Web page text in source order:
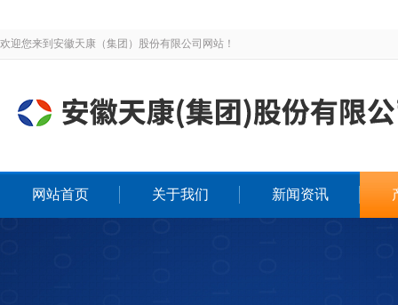
欢迎您来到安徽天康（集团）股份有限公司网站！
网站首页 关于我们 新闻资讯